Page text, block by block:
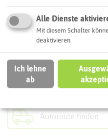
Interaktive Karte
ÖPNV-Route finden
Autoroute finden
Alle Dienste
Mit diesem Schalter
deaktivieren.
Ich lehne
ab